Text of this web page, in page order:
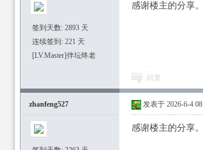
签到天数: 2893 天
连续签到: 221 天
[LV.Master]伴坛终老
感谢楼主的分享。
回复
zhanfeng527 发表于 2026-6-4
感谢楼主的分享。